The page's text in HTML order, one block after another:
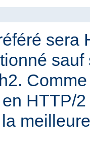
sera
sauf
h2.
HTTP/